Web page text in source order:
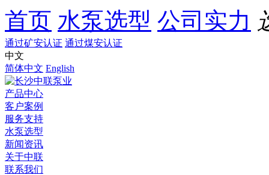
首页 水泵选型 公司实力
通过矿安认证 通过煤安认证
中文
简体中文 English
产品中心
客户案例
服务支持
水泵选型
新闻资讯
关于中联
联系我们